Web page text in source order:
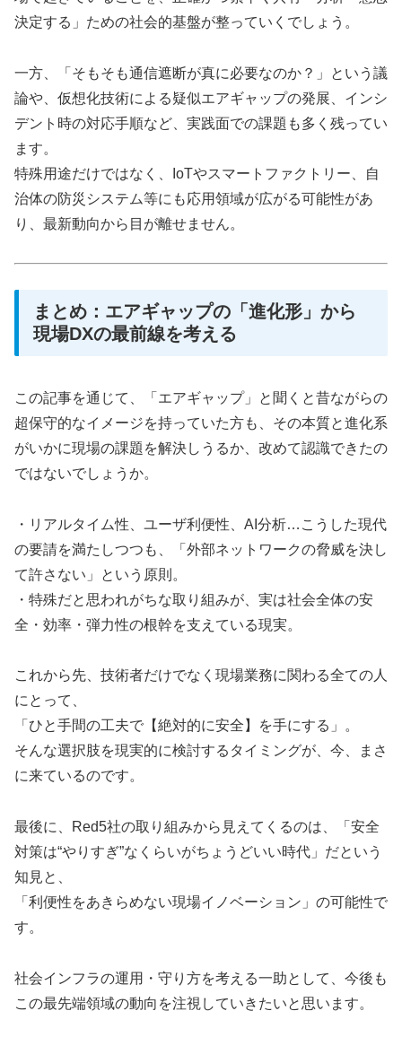
決定する」ための社会的基盤が整っていくでしょう。
一方、「そもそも通信遮断が真に必要なのか？」という議
論や、仮想化技術による疑似エアギャップの発展、インシ
デント時の対応手順など、実践面での課題も多く残ってい
ます。
特殊用途だけではなく、IoTやスマートファクトリー、自
治体の防災システム等にも応用領域が広がる可能性があ
り、最新動向から目が離せません。
まとめ：エアギャップの「進化形」から
現場DXの最前線を考える
この記事を通じて、「エアギャップ」と聞くと昔ながらの
超保守的なイメージを持っていた方も、その本質と進化系
がいかに現場の課題を解決しうるか、改めて認識できたの
ではないでしょうか。
・リアルタイム性、ユーザ利便性、AI分析…こうした現代
の要請を満たしつつも、「外部ネットワークの脅威を決し
て許さない」という原則。
・特殊だと思われがちな取り組みが、実は社会全体の安
全・効率・弾力性の根幹を支えている現実。
これから先、技術者だけでなく現場業務に関わる全ての人
にとって、
「ひと手間の工夫で【絶対的に安全】を手にする」。
そんな選択肢を現実的に検討するタイミングが、今、まさ
に来ているのです。
最後に、Red5社の取り組みから見えてくるのは、「安全
対策は“やりすぎ”なくらいがちょうどいい時代」だという
知見と、
「利便性をあきらめない現場イノベーション」の可能性で
す。
社会インフラの運用・守り方を考える一助として、今後も
この最先端領域の動向を注視していきたいと思います。